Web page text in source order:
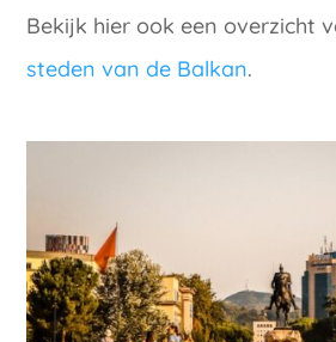
Bekijk hier ook een overzicht
steden van de Balkan.